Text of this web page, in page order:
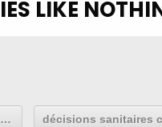
prieuré de St Michel de Connexe